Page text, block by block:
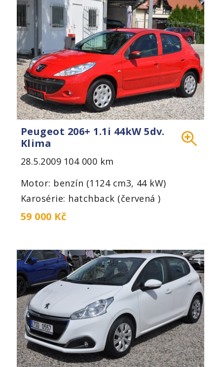
Peugeot 206+ 1.1i 44kW 5dv.
Klima
28.5.2009 104 000 km
Motor: benzín (1124 cm3, 44 kW)
Karosérie: hatchback (červená )
59 000 Kč